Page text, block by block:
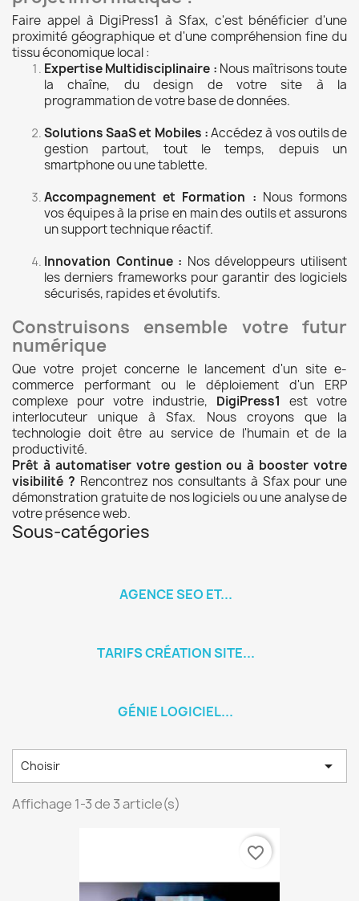
Faire appel à DigiPress1 à Sfax, c'est bénéficier d'une
proximité géographique et d'une compréhension fine du
tissu économique local :
Expertise Multidisciplinaire : Nous maîtrisons toute
la chaîne, du design de votre site à la
programmation de votre base de données.
Solutions SaaS et Mobiles :Accédez à vos outils de
gestion partout, tout le temps, depuis un
smartphone ou une tablette.
Accompagnement et Formation : Nous formons
vos équipes à la prise en main des outils et assurons
un support technique réactif.
Innovation Continue : Nos développeurs utilisent
les derniers frameworks pour garantir des logiciels
sécurisés, rapides et évolutifs.
Construisons ensemble votre futur
numérique
Que votre projet concerne le lancement d'un site e-
commerce performant ou le déploiement d'un ERP
complexe pour votre industrie, DigiPress1 est votre
interlocuteur unique à Sfax. Nous croyons que la
technologie doit être au service de l'humain et de la
productivité.
Prêt à automatiser votre gestion ou à booster votre
visibilité ? Rencontrez nos consultants à Sfax pour une
démonstration gratuite de nos logiciels ou une analyse de
votre présence web.
Sous-catégories
AGENCE SEO ET...
TARIFS CRÉATION SITE...
GÉNIE LOGICIEL...
Choisir 
Affichage 1-3 de 3 article(s)
favorite_border